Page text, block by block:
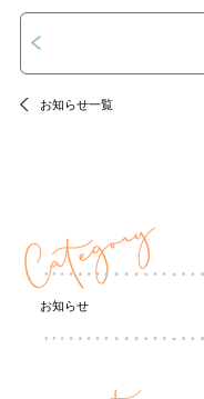
お知らせ一覧
お知らせ